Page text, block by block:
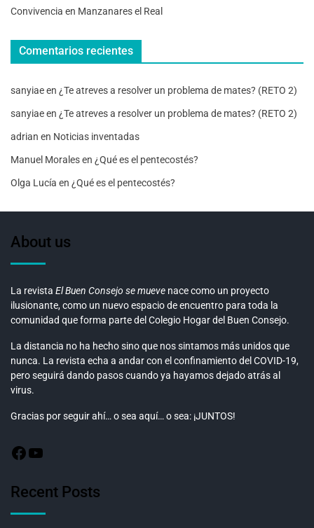
Convivencia en Manzanares el Real
Comentarios recientes
sanyiaeen ¿Te atreves a resolver un problema de mates? (RETO 2)
sanyiaeen ¿Te atreves a resolver un problema de mates? (RETO 2)
adrian en Noticias inventadas
Manuel Moralesen ¿Qué es el pentecostés?
Olga Lucía en ¿Qué es el pentecostés?
About us
La revista El Buen Consejo se mueve nace como un proyecto
ilusionante, como un nuevo espacio de encuentro para toda la
comunidad que forma parte del Colegio Hogar del Buen Consejo.
La distancia no ha hecho sino que nos sintamos más unidos que
nunca. La revista echa a andar con el confinamiento del COVID-19,
pero seguirá dando pasos cuando ya hayamos dejado atrás al
virus.
Gracias por seguir ahí… o sea aquí… o sea: ¡JUNTOS!
Recent Posts